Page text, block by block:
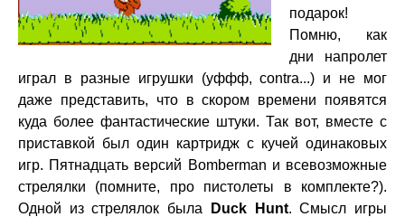
подарок!
Помню, как
дни напролет
играл в разные игрушки (уффф, contra...) и не мог
даже представить, что в скором времени появятся
куда более фантастические штуки. Так вот, вместе с
приставкой был один картридж с кучей одинаковых
игр. Пятнадцать версий Bomberman и всевозможные
стрелялки (помните, про пистолеты в комплекте?).
Одной из стрелялок была
Duck Hunt. Смысл игры